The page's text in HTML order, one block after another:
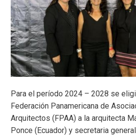
Para el período 2024 – 2028 se
Federación Panamericana de
Arquitectos (FPAA) a la arquitecta
Ponce (Ecuador) y secretaria